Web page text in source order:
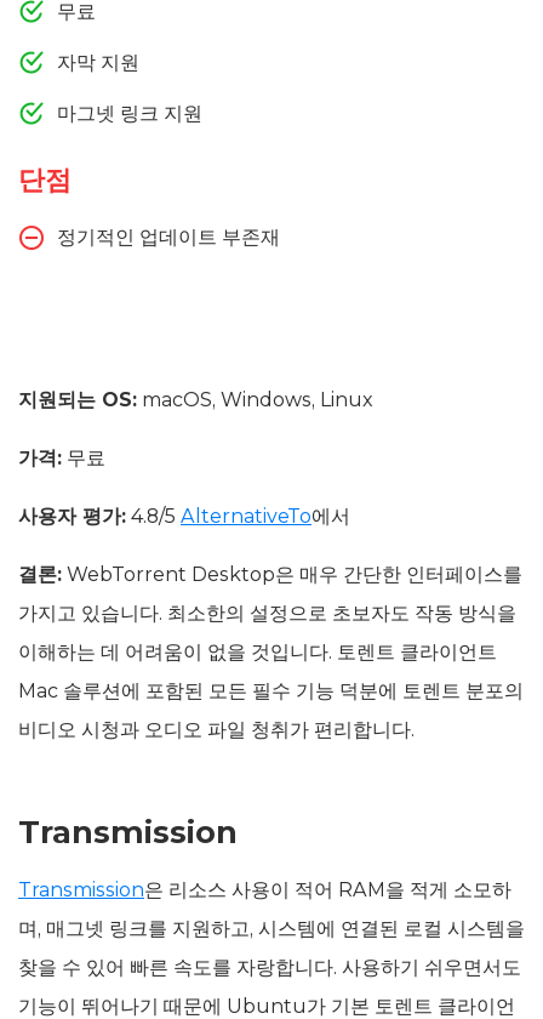
무료
자막 지원
마그넷 링크 지원
단점
정기적인 업데이트 부존재
지원되는 OS: macOS, Windows, Linux
가격: 무료
사용자 평가: 4.8/5 AlternativeTo에서
결론: WebTorrent Desktop은 매우 간단한 인터페이스를
가지고 있습니다. 최소한의 설정으로 초보자도 작동 방식을
이해하는 데 어려움이 없을 것입니다. 토렌트 클라이언트
Mac 솔루션에 포함된 모든 필수 기능 덕분에 토렌트 분포의
비디오 시청과 오디오 파일 청취가 편리합니다.
Transmission
Transmission은 리소스 사용이 적어 RAM을 적게 소모하
며, 매그넷 링크를 지원하고, 시스템에 연결된 로컬 시스템을
찾을 수 있어 빠른 속도를 자랑합니다. 사용하기 쉬우면서도
기능이 뛰어나기 때문에 Ubuntu가 기본 토렌트 클라이언